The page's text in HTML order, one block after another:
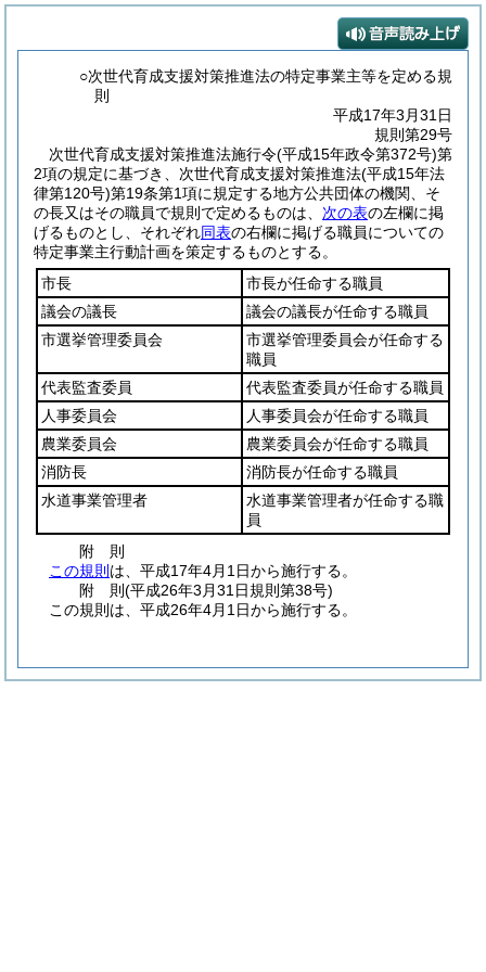
○次世代育成支援対策推進法の特定事業主等を定める規
則
平成17年3月31日
規則第29号
次世代育成支援対策推進法施行令(平成15年政令第372号)第
2項の規定に基づき、次世代育成支援対策推進法(平成15年法
律第120号)第19条第1項に規定する地方公共団体の機関、そ
の長又はその職員で規則で定めるものは、 次の表の左欄に掲
げるものとし、それぞれ同表の右欄に掲げる職員についての
特定事業主行動計画を策定するものとする。
市長
市長が任命する職員
議会の議長
議会の議長が任命する職員
市選挙管理委員会
市選挙管理委員会が任命する
職員
代表監査委員
代表監査委員が任命する職員
人事委員会
人事委員会が任命する職員
農業委員会
農業委員会が任命する職員
消防長
消防長が任命する職員
水道事業管理者
水道事業管理者が任命する職
員
附 則
この規則 は、平成17年4月1日から施行する。
附 則(平成26年3月31日規則第38号)
この規則は、平成26年4月1日から施行する。